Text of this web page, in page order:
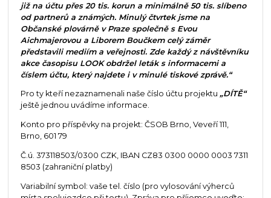
již na účtu přes 20 tis. korun a minimálně 50 tis. slíbeno
od partnerů a známých. Minulý čtvrtek jsme na
Občanské plovárně v Praze společně s Evou
Aichmajerovou a Liborem Boučkem celý záměr
představili mediím a veřejnosti. Zde každý z návštěvníku
akce časopisu LOOK obdržel leták s informacemi a
číslem účtu, který najdete i v minulé tiskové zprávě.“
Pro ty kteří nezaznamenali naše číslo účtu projektu „DÍTĚ“
ještě jednou uvádíme informace.
Konto pro příspěvky na projekt: ČSOB Brno, Veveří 111,
Brno, 601 79
Č.ú. 373118503/0300 CZK, IBAN CZ83 0300 0000 0003 7311
8503 (zahraniční platby)
Variabilní symbol: vaše tel. číslo (pro vylosování výherců